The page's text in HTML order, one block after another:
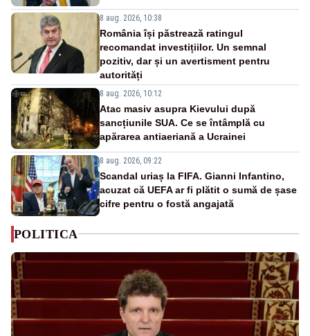
8 aug. 2026, 10:38
România își păstrează ratingul
recomandat investițiilor. Un semnal
pozitiv, dar și un avertisment pentru
autorități
8 aug. 2026, 10:12
Atac masiv asupra Kievului după
sancțiunile SUA. Ce se întâmplă cu
apărarea antiaeriană a Ucrainei
8 aug. 2026, 09:22
Scandal uriaș la FIFA. Gianni Infantino,
acuzat că UEFA ar fi plătit o sumă de șase
cifre pentru o fostă angajată
POLITICA